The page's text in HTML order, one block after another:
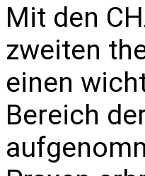
Mit den
zweiten
einen
Bereich